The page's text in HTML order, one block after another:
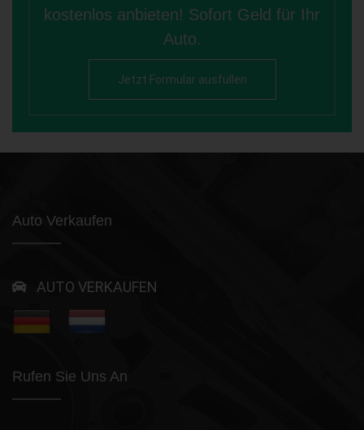
kostenlos anbieten! Sofort Geld für Ihr
Auto.
Jetzt Formular ausfüllen
Auto Verkaufen
AUTO VERKAUFEN
Rufen Sie Uns An